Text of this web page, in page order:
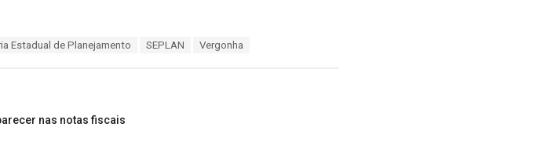
Estadual de Planejamento SEPLAN Vergonha
nas notas fiscais